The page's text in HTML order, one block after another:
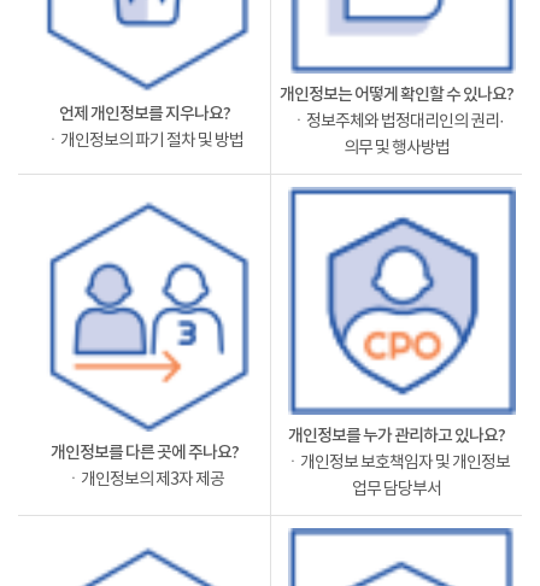
언제 개인정보를 지우나요?
ㆍ개인정보의 파기 절차 및 방법
개인정보는 어떻게 확인할 수 있나요?
ㆍ정보주체와 법정대리인의 권리·
의무 및 행사방법
개인정보를 다른 곳에 주나요?
ㆍ개인정보의 제3자 제공
개인정보를 누가 관리하고 있나요?
ㆍ개인정보 보호책임자 및 개인정보
업무 담당부서